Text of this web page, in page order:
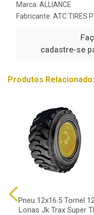
Marca: ALLIANCE
Fabricante: ATC TIRES
cadastre-se
Produtos
Pneu 12x16.5 Tornel
Lonas Jk Trax Super Tl